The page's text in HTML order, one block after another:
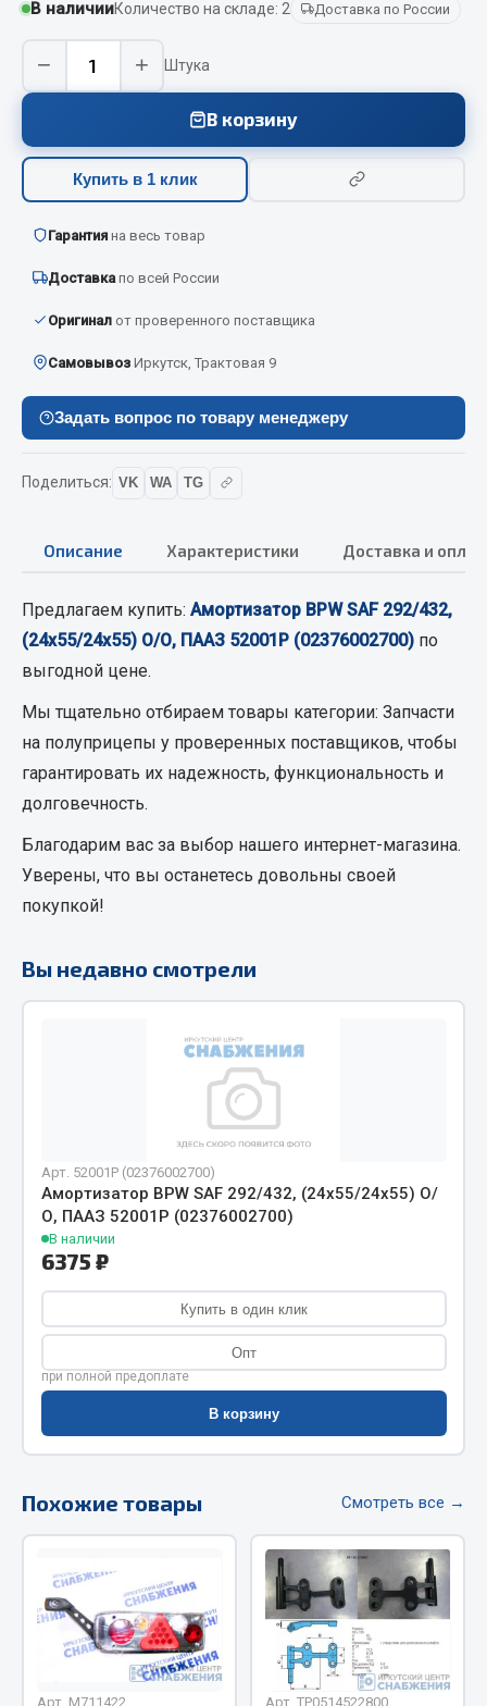
Аптечки и знаки автомобильные
Брызговики
Вентиляторы кабины
Смазочные материалы
МЕТИЗЫ
Гайки
Кольца стопорные
Пресс-масленки
Пробки
Пружины
Хомуты
Весь раздел
Соединительные элементы
Адаптеры и переходники
Трубки, муфты, гайки
Угольники
Фитинги
Штуцеры
Инструмент
Крепежный инструмент
Режущий инструмент
Слесарный инструмент
Столярный инструмент
Показать ещё
В наличииКоличество на складе: 2 Доставка по России
− + Штука
В корзину
Купить в 1 клик
Гарантия на весь товар
Доставка по всей России
Оригинал от проверенного поставщика
Самовывоз Иркутск, Трактовая 9
Задать вопрос по товару менеджеру
Поделиться: VK WA TG
Описание Характеристики Доставка и
Предлагаем купить: Амортизатор BPW SAF 292/432,
(24х55/24х55) О/О, ПААЗ 52001Р (02376002700) по
выгодной цене.
Мы тщательно отбираем товары категории: Запчасти
на полуприцепы у проверенных поставщиков, чтобы
гарантировать их надежность, функциональность и
долговечность.
Благодарим вас за выбор нашего интернет-магазина.
Уверены, что вы останетесь довольны своей
покупкой!
Вы недавно смотрели
Арт. 52001Р (02376002700)
Амортизатор BPW SAF 292/432, (24х55/24х55) О/
О, ПААЗ 52001Р (02376002700)
В наличии
6375 ₽
Купить в один клик
Опт
при полной предоплате
В корзину
Похожие товары Смотреть все →
Арт. М711422 Арт. ТР0514522800